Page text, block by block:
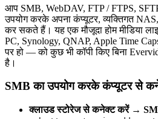
आप SMB, WebDAV, FTP / FTPS,
उपयोग करके अपना कंप्यूटर, व्यक्तिगत
कर सकते हैं। यह एक मौजूदा होम मीडिया
PC, Synology, QNAP, Apple Time
पर हो — को कुछ भी कॉपी किए बिना
है।
SMB का उपयोग करके कंप्यूटर से
क्लाउड स्टोरेज से कनेक्ट करें →